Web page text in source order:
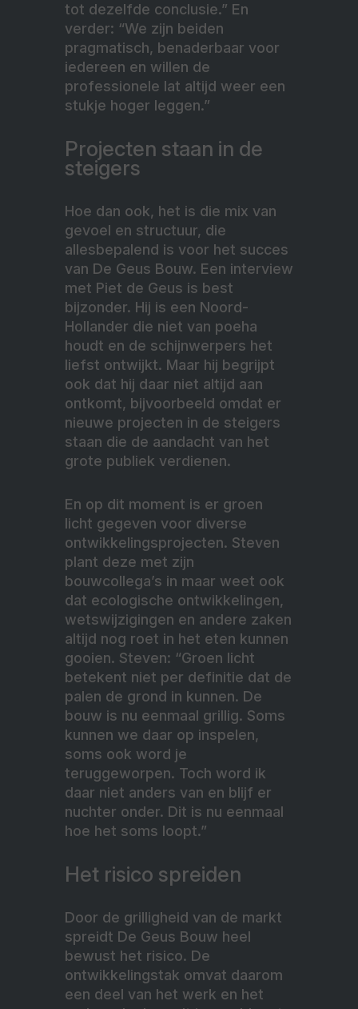
tot dezelfde conclusie.” En
verder: “We zijn beiden
pragmatisch, benaderbaar voor
iedereen en willen de
professionele lat altijd weer een
stukje hoger leggen.”
Projecten staan in de
steigers
Hoe dan ook, het is die mix van
gevoel en structuur, die
allesbepalend is voor het succes
van De Geus Bouw. Een interview
met Piet de Geus is best
bijzonder. Hij is een Noord-
Hollander die niet van poeha
houdt en de schijnwerpers het
liefst ontwijkt. Maar hij begrijpt
ook dat hij daar niet altijd aan
ontkomt, bijvoorbeeld omdat er
nieuwe projecten in de steigers
staan die de aandacht van het
grote publiek verdienen.
En op dit moment is er groen
licht gegeven voor diverse
ontwikkelingsprojecten. Steven
plant deze met zijn
bouwcollega’s in maar weet ook
dat ecologische ontwikkelingen,
wetswijzigingen en andere zaken
altijd nog roet in het eten kunnen
gooien. Steven: “Groen licht
betekent niet per definitie dat de
palen de grond in kunnen. De
bouw is nu eenmaal grillig. Soms
kunnen we daar op inspelen,
soms ook word je
teruggeworpen. Toch word ik
daar niet anders van en blijf er
nuchter onder. Dit is nu eenmaal
hoe het soms loopt.”
Het risico spreiden
Door de grilligheid van de markt
spreidt De Geus Bouw heel
bewust het risico. De
ontwikkelingstak omvat daarom
een deel van het werk en het